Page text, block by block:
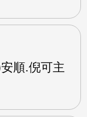
順.倪可主